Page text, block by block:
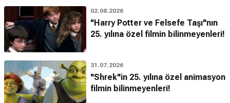
02.08.2026
"Harry Potter ve Felsefe Taşı"nın
25. yılına özel filmin bilinmeyenleri!
31.07.2026
"Shrek"in 25. yılına özel animasyon
filmin bilinmeyenleri!